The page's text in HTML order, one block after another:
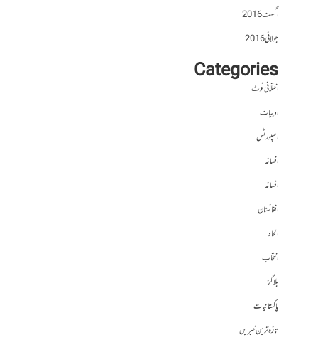
اگست 2016
جولائی 2016
Categories
اختلافی نوٹ
ادبیات
اسپورٹس
افسانہ
افسانہ
افغانستان
الحاد
انتخاب
بلاگز
پاکستانیات
تازہ ترین خبریں